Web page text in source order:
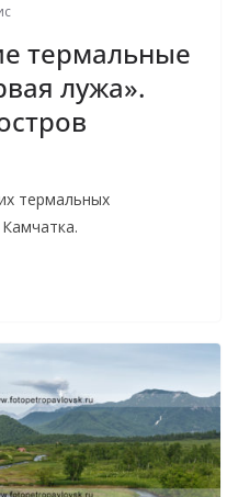
термальные
лужа».
термальных